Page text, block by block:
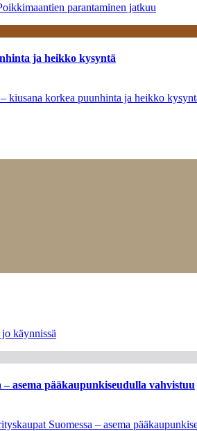
parantaminen jatkuu
ja heikko kysyntä
kiusana korkea puunhinta ja heikko
käynnissä
asema pääkaupunkiseudulla vahvistuu
Suomessa – asema